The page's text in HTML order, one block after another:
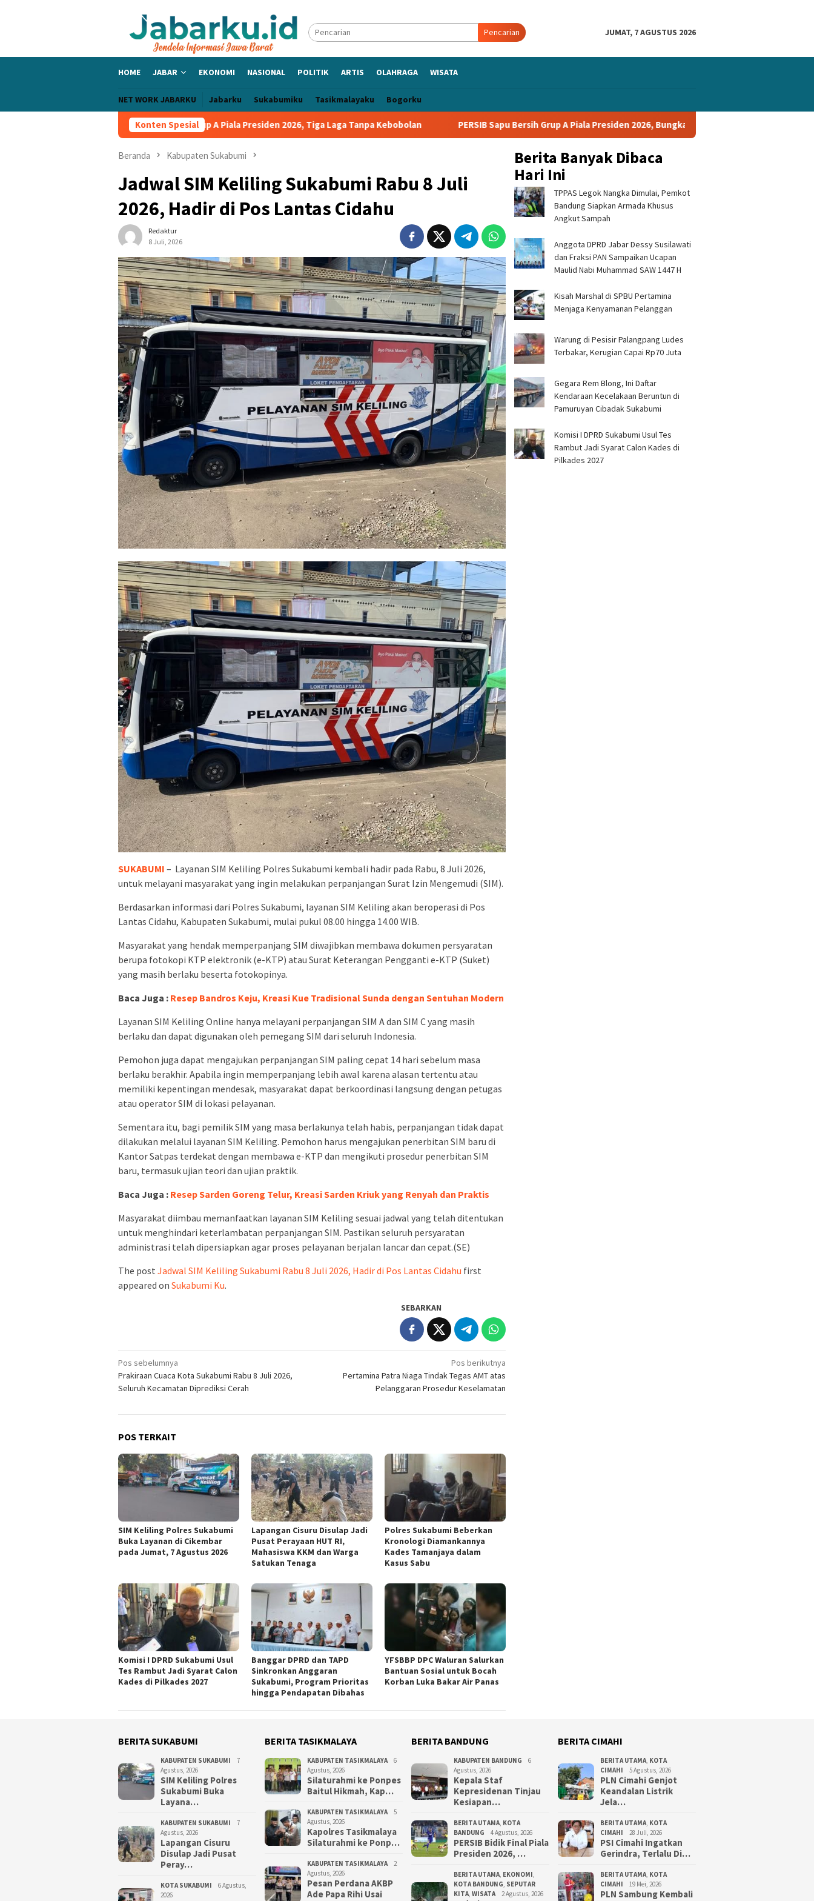
Pencarian JUMAT, 7 AGUSTUS 2026
HOME JABAR EKONOMI NASIONAL POLITIK ARTIS OLAHRAGA WISATA
NET WORK JABARKU Jabarku Sukabumiku Tasikmalayaku Bogorku
Konten Spesial
PERSIB Sapu Bersih Grup A Piala Presiden 2026, Tiga Laga Tanpa Kebobolan PERSIB Sapu Bersih Grup A Piala Presiden 2026, Bungkam Tampines Rovers 1-0 dan Lolos ke Semifinal
Beranda Kabupaten Sukabumi
Jadwal SIM Keliling Sukabumi Rabu 8 Juli
2026, Hadir di Pos Lantas Cidahu
Redaktur
8 Juli, 2026
SUKABUMI – Layanan SIM Keliling Polres Sukabumi kembali hadir pada Rabu, 8 Juli 2026,
untuk melayani masyarakat yang ingin melakukan perpanjangan Surat Izin Mengemudi (SIM).
Berdasarkan informasi dari Polres Sukabumi, layanan SIM Keliling akan beroperasi di Pos
Lantas Cidahu, Kabupaten Sukabumi, mulai pukul 08.00 hingga 14.00 WIB.
Masyarakat yang hendak memperpanjang SIM diwajibkan membawa dokumen persyaratan
berupa fotokopi KTP elektronik (e-KTP) atau Surat Keterangan Pengganti e-KTP (Suket)
yang masih berlaku beserta fotokopinya.
Baca Juga : Resep Bandros Keju, Kreasi Kue Tradisional Sunda dengan Sentuhan Modern
Layanan SIM Keliling Online hanya melayani perpanjangan SIM A dan SIM C yang masih
berlaku dan dapat digunakan oleh pemegang SIM dari seluruh Indonesia.
Pemohon juga dapat mengajukan perpanjangan SIM paling cepat 14 hari sebelum masa
berlaku berakhir. Apabila ingin memperpanjang lebih awal karena alasan tertentu atau
memiliki kepentingan mendesak, masyarakat dapat berkoordinasi langsung dengan petugas
atau operator SIM di lokasi pelayanan.
Sementara itu, bagi pemilik SIM yang masa berlakunya telah habis, perpanjangan tidak dapat
dilakukan melalui layanan SIM Keliling. Pemohon harus mengajukan penerbitan SIM baru di
Kantor Satpas terdekat dengan membawa e-KTP dan mengikuti prosedur penerbitan SIM
baru, termasuk ujian teori dan ujian praktik.
Baca Juga : Resep Sarden Goreng Telur, Kreasi Sarden Kriuk yang Renyah dan Praktis
Masyarakat diimbau memanfaatkan layanan SIM Keliling sesuai jadwal yang telah ditentukan
untuk menghindari keterlambatan perpanjangan SIM. Pastikan seluruh persyaratan
administrasi telah dipersiapkan agar proses pelayanan berjalan lancar dan cepat.(SE)
The post Jadwal SIM Keliling Sukabumi Rabu 8 Juli 2026, Hadir di Pos Lantas Cidahu first
appeared on Sukabumi Ku.
SEBARKAN
Navigasi
pos
Pos sebelumnya
Prakiraan Cuaca Kota Sukabumi Rabu 8 Juli 2026,
Seluruh Kecamatan Diprediksi Cerah
Pos berikutnya
Pertamina Patra Niaga Tindak Tegas AMT atas
Pelanggaran Prosedur Keselamatan
POS TERKAIT
SIM Keliling Polres Sukabumi
Buka Layanan di Cikembar
pada Jumat, 7 Agustus 2026
Lapangan Cisuru Disulap Jadi
Pusat Perayaan HUT RI,
Mahasiswa KKM dan Warga
Satukan Tenaga
Polres Sukabumi Beberkan
Kronologi Diamankannya
Kades Tamanjaya dalam
Kasus Sabu
Komisi I DPRD Sukabumi Usul
Tes Rambut Jadi Syarat Calon
Kades di Pilkades 2027
Banggar DPRD dan TAPD
Sinkronkan Anggaran
Sukabumi, Program Prioritas
hingga Pendapatan Dibahas
YFSBBP DPC Waluran Salurkan
Bantuan Sosial untuk Bocah
Korban Luka Bakar Air Panas
Berita Banyak Dibaca
Hari Ini
TPPAS Legok Nangka Dimulai, Pemkot
Bandung Siapkan Armada Khusus
Angkut Sampah
Anggota DPRD Jabar Dessy Susilawati
dan Fraksi PAN Sampaikan Ucapan
Maulid Nabi Muhammad SAW 1447 H
Kisah Marshal di SPBU Pertamina
Menjaga Kenyamanan Pelanggan
Warung di Pesisir Palangpang Ludes
Terbakar, Kerugian Capai Rp70 Juta
Gegara Rem Blong, Ini Daftar
Kendaraan Kecelakaan Beruntun di
Pamuruyan Cibadak Sukabumi
Komisi I DPRD Sukabumi Usul Tes
Rambut Jadi Syarat Calon Kades di
Pilkades 2027
BERITA SUKABUMI
KABUPATEN SUKABUMI
7
Agustus, 2026
SIM Keliling Polres
Sukabumi Buka
Layana…
KABUPATEN SUKABUMI
7
Agustus, 2026
Lapangan Cisuru
Disulap Jadi Pusat
Peray…
KOTA SUKABUMI
6 Agustus,
2026
BERITA TASIKMALAYA
KABUPATEN TASIKMALAYA
6
Agustus, 2026
Silaturahmi ke Ponpes
Baitul Hikmah, Kap…
KABUPATEN TASIKMALAYA
5
Agustus, 2026
Kapolres Tasikmalaya
Silaturahmi ke Ponp…
KABUPATEN TASIKMALAYA
2
Agustus, 2026
Pesan Perdana AKBP
Ade Papa Rihi Usai
BERITA BANDUNG
KABUPATEN BANDUNG
6
Agustus, 2026
Kepala Staf
Kepresidenan Tinjau
Kesiapan…
BERITA UTAMA, KOTA
BANDUNG
4 Agustus, 2026
PERSIB Bidik Final Piala
Presiden 2026, …
BERITA UTAMA, EKONOMI,
KOTA BANDUNG, SEPUTAR
KITA, WISATA 2 Agustus, 2026
BERITA CIMAHI
BERITA UTAMA, KOTA
CIMAHI
5 Agustus, 2026
PLN Cimahi Genjot
Keandalan Listrik
Jela…
BERITA UTAMA, KOTA
CIMAHI
28 Juli, 2026
PSI Cimahi Ingatkan
Gerindra, Terlalu Di…
BERITA UTAMA, KOTA
CIMAHI
19 Mei, 2026
PLN Sambung Kembali